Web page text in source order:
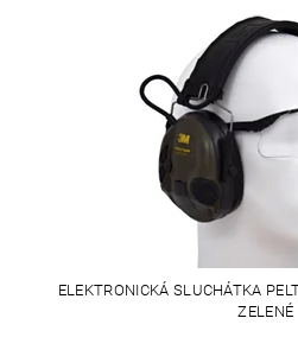
ELEKTRONICKÁ SLUCHÁTKA
ZELENÉ